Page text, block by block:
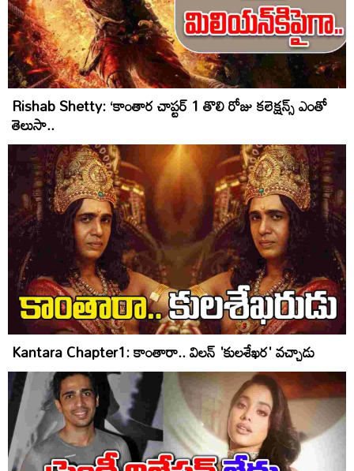
Rishab Shetty: ‘కాంతార చాప్టర్‌ 1 తొలి రోజు కలెక్షన్స్‌ ఎంతో
తెలుసా..
Kantara Chapter1: కాంతారా.. విల‌న్ 'కుల‌శేఖ‌ర' వ‌చ్చాడు